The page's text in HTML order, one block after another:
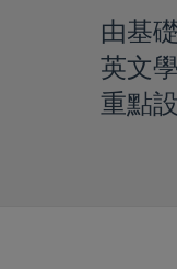
由基
英文
重點